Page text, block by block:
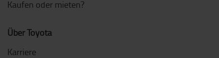
Kaufen oder mieten?
Über Toyota
Karriere